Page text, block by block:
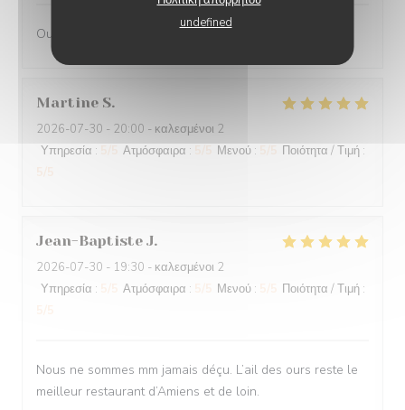
undefined
Oui
Martine S
2026-07-30 - 20:00 - καλεσμένοι 2
Υπηρεσία : Ατμόσφαιρα : Μενού : Ποιότητα / Τιμή :
Jean-Baptiste J
2026-07-30 - 19:30 - καλεσμένοι 2
Υπηρεσία : Ατμόσφαιρα : Μενού : Ποιότητα / Τιμή :
Nous ne sommes mm jamais déçu. L’ail des ours reste le
meilleur restaurant d’Amiens et de loin.